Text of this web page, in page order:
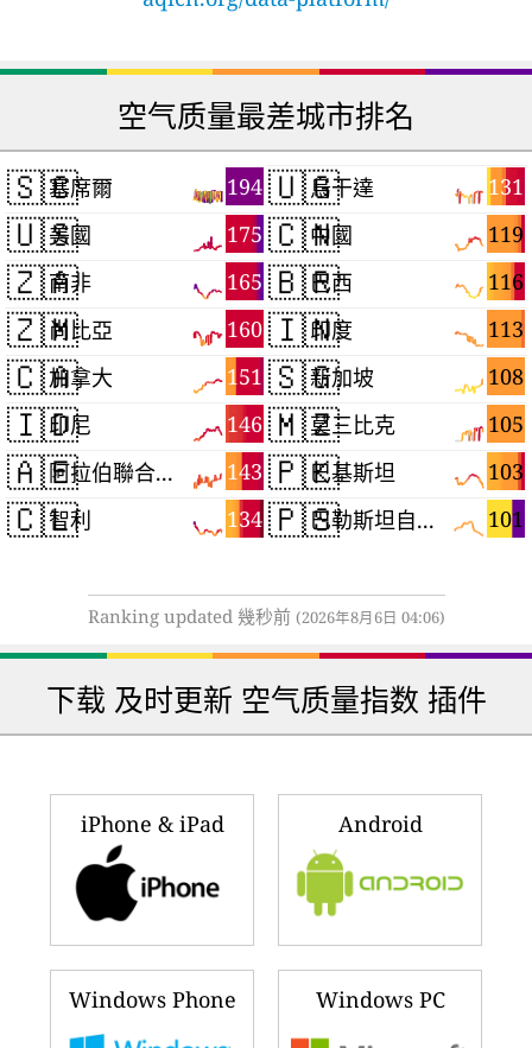
空气质量最差城市排名
🇸🇨 194
塞席爾
🇺🇸 175
美國
🇿🇦 165
南非
🇿🇲 160
尚比亞
🇨🇦 151
加拿大
🇮🇩 146
印尼
🇦🇪 143
阿拉伯聯合大公國
🇨🇱 134
智利
🇺🇬 131
烏干達
🇨🇳 119
中國
🇧🇷 116
巴西
🇮🇳 113
印度
🇸🇬 108
新加坡
🇲🇿 105
莫三比克
🇵🇰 103
巴基斯坦
🇵🇸 101
巴勒斯坦自治區
Ranking updated 幾秒前 (2026年8月6日 04:06)
下载 及时更新 空气质量指数 插件
iPhone & iPad Android
Windows Phone Windows PC